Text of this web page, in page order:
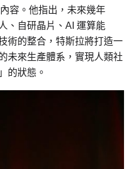
容。他指出，未來幾年
、自研晶片、AI 運算能
術的整合，特斯拉將打造一
未來生產體系，實現人類社
的狀態。